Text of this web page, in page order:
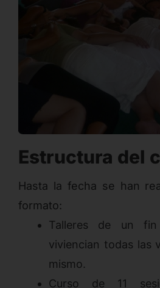
Estructura del
Hasta la fecha se han
formato:
Talleres de un
viviencian todas las
mismo.
Curso de 11